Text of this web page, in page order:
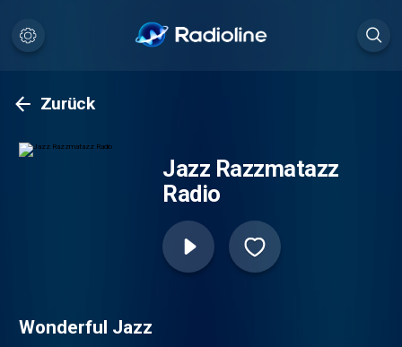
Zurück
Jazz Razzmatazz
Radio
Wonderful Jazz